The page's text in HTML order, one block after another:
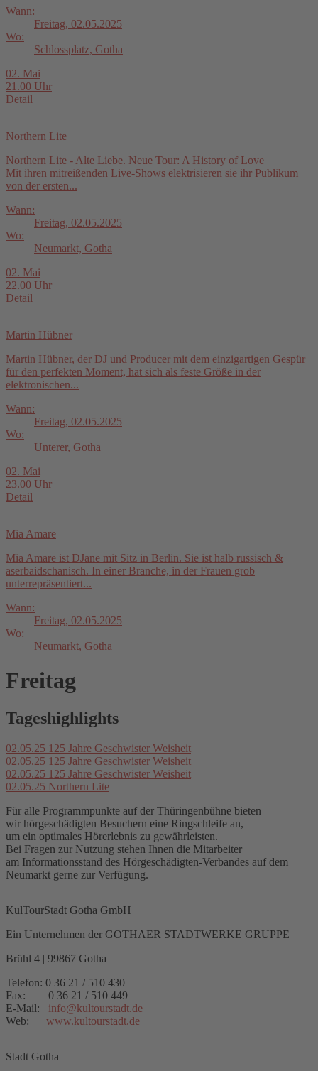
Wann:
Freitag, 02.05.2025
Wo:
Schlossplatz, Gotha
02. Mai
21.00 Uhr
Detail
Northern Lite
Northern Lite - Alte Liebe. Neue Tour: A History of Love
Mit ihren mitreißenden Live-Shows elektrisieren sie ihr Publikum
von der ersten...
Wann:
Freitag, 02.05.2025
Wo:
Neumarkt, Gotha
02. Mai
22.00 Uhr
Detail
Martin Hübner
Martin Hübner, der DJ und Producer mit dem einzigartigen Gespür
für den perfekten Moment, hat sich als feste Größe in der
elektronischen...
Wann:
Freitag, 02.05.2025
Wo:
Unterer, Gotha
02. Mai
23.00 Uhr
Detail
Mia Amare
Mia Amare ist DJane mit Sitz in Berlin. Sie ist halb russisch &
aserbaidschanisch. In einer Branche, in der Frauen grob
unterrepräsentiert...
Wann:
Freitag, 02.05.2025
Wo:
Neumarkt, Gotha
Freitag
Tageshighlights
02.05.25 125 Jahre Geschwister Weisheit
02.05.25 125 Jahre Geschwister Weisheit
02.05.25 125 Jahre Geschwister Weisheit
02.05.25 Northern Lite
Für alle Programmpunkte auf der Thüringenbühne bieten
wir hörgeschädigten Besuchern eine Ringschleife an,
um ein optimales Hörerlebnis zu gewährleisten.
Bei Fragen zur Nutzung stehen Ihnen die Mitarbeiter
am Informationsstand des Hörgeschädigten-Verbandes auf dem
Neumarkt gerne zur Verfügung.
KulTourStadt Gotha GmbH
Ein Unternehmen der GOTHAER STADTWERKE GRUPPE
Brühl 4 | 99867 Gotha
Telefon: 0 36 21 / 510 430
Fax: 0 36 21 / 510 449
E-Mail: info@kultourstadt.de
Web: www.kultourstadt.de
Stadt Gotha